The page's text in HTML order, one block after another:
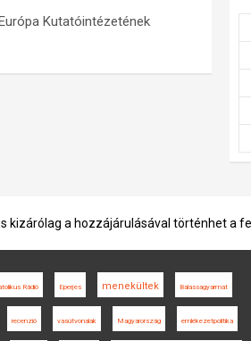
Kutatóintézetének
kizárólag a hozzájárulásával történhet a
Rádió Eperjes menekültek Balassagyarmat
recenzió vasútvonalak Magyarország emlékezetpolitika